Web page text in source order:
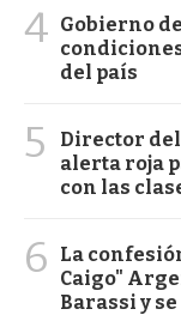
4 Gobierno
del país
5
Director
alerta roja
con las
6
La
Caigo"
Barassi y